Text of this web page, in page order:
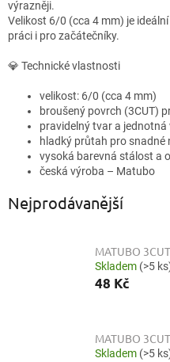
výrazněji.
Velikost 6/0 (cca 4 mm) je
práci i pro začátečníky.
💎 Technické vlastnosti
velikost: 6/0 (cca 4 mm)
broušený povrch (3CUT)
pravidelný tvar a jednotná
hladký průtah pro snadné
vysoká barevná stálost a
česká výroba – Matubo
Nejprodávanější
MATUBO
Skladem (>5
48 Kč
MATUBO
Skladem (>5